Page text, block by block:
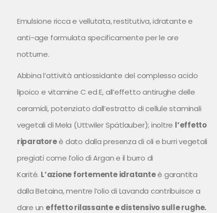
Emulsione ricca e vellutata, restitutiva, idratante e
anti-age formulata specificamente per le ore
notturne.
Abbina l’attività antiossidante del complesso acido
lipoico e vitamine C ed E, all’effetto antirughe delle
ceramidi, potenziato dall’estratto di cellule staminali
vegetali di Mela (Uttwiler Spätlauber); inoltre l’effetto
riparatoreè dato dalla presenza di oli e burri vegetali
pregiati come l’olio di Argan e il burro di
Karité. L’azione fortemente idratanteè garantita
dalla Betaina, mentre l’olio di Lavanda contribuisce a
dare un effetto rilassante e distensivo sulle rughe.